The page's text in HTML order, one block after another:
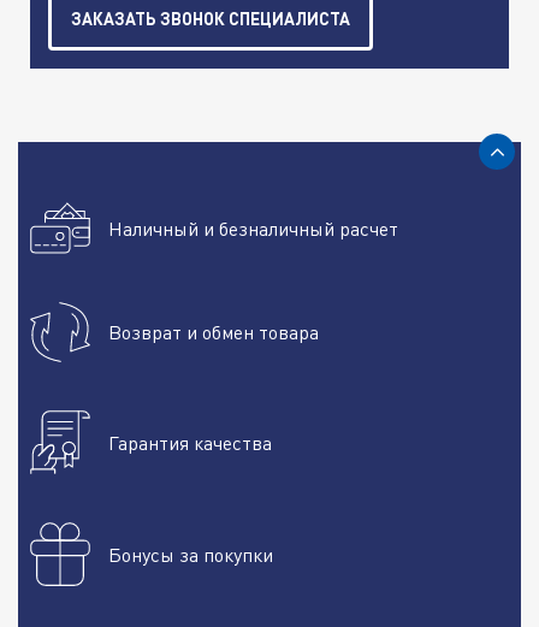
ЗАКАЗАТЬ ЗВОНОК СПЕЦИАЛИСТА
Наличный и безналичный расчет
Возврат и обмен товара
Гарантия качества
Бонусы за покупки